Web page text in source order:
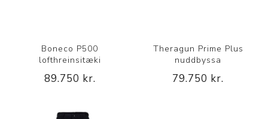
Boneco P500
lofthreinsitæki
89.750 kr.
Theragun Prime Plus
nuddbyssa
79.750 kr.